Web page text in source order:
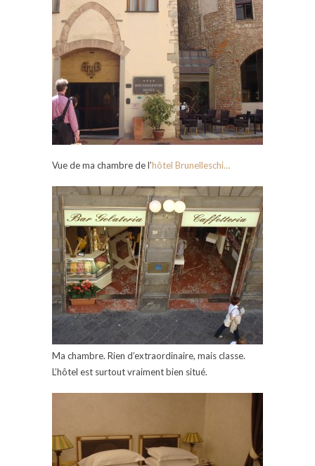
Vue de ma chambre de l’hôtel Brunelleschi…
Ma chambre. Rien d’extraordinaire, mais classe.
L’hôtel est surtout vraiment bien situé.